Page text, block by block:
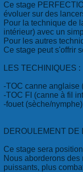
Ce stage
évoluer sur des
Pour la technique de
intérieur) avec un
Pour les autres
Ce stage peut s'offrir
​LES TECHINIQUES :
-TOC canne anglaise
-TOC FI (canne à fil
-fouet (sèche/nymphe)
DEROULEMENT DE
​Ce stage sera
Nous aborderons
puissants, plus